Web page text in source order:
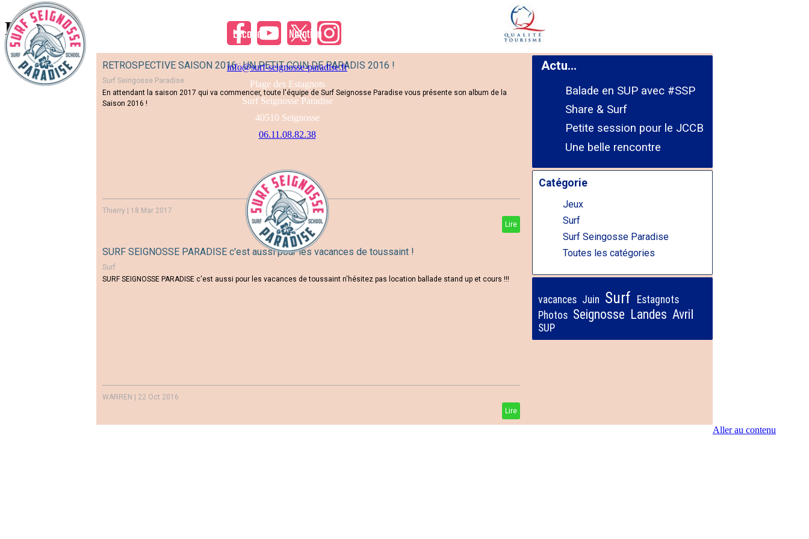
Landes Location Natation
Location Natation Infos
Aller au contenu
RETROSPECTIVE SAISON 2016 : UN PETIT COIN DE PARADIS 2016 !
Surf Seingosse Paradise
En attendant la saison 2017 qui va commencer, toute l'équipe de Surf Seignosse Paradise vous présente son album de la
Saison 2016 !
Thierry
18 Mar 2017
Lire
SURF SEIGNOSSE PARADISE c'est aussi pour les vacances de toussaint !
Surf
SURF SEIGNOSSE PARADISE c'est aussi pour les vacances de toussaint n'hésitez pas location ballade stand up et cours !!!
WARREN
22 Oct 2016
Lire
Actu...
Balade en SUP avec #SSP
Share & Surf
Petite session pour le JCCB
Une belle rencontre
Catégorie
Jeux
Surf
Surf Seingosse Paradise
Toutes les catégories
vacances Juin Surf Estagnots
Photos Seignosse Landes Avril
SUP
info@surf-seignosse-paradise.fr
Plage des Estagnots
Surf Seignosse Paradise
40510 Seignosse
06.11.08.82.38